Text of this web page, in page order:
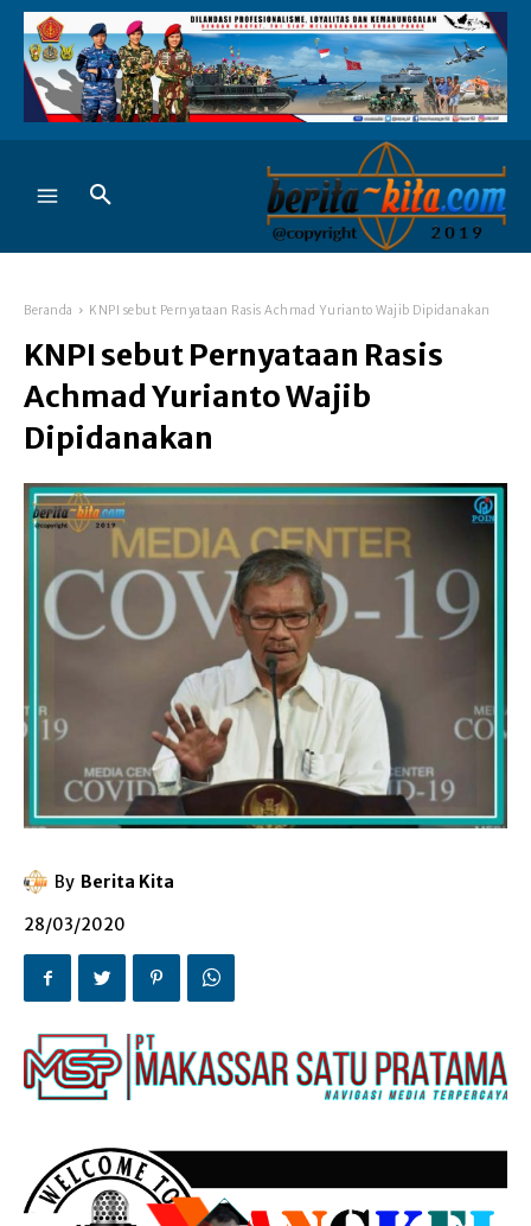
Beranda KNPI sebut Pernyataan Rasis Achmad Yurianto Wajib Dipidanakan
KNPI sebut Pernyataan Rasis
Achmad Yurianto Wajib
Dipidanakan
By Berita Kita
28/03/2020